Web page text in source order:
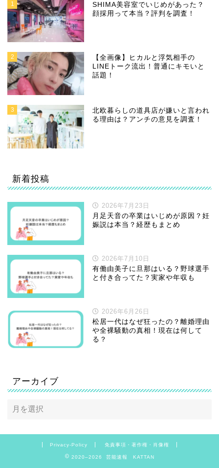
1
SHIMA美容室でいじめがあった？
顔採用って本当？評判を調査！
2
【全画像】ヒカルと浮気相手の
LINEトーク流出！普通にキモいと
話題！
3
北欧暮らしの道具店が嫌いと言われ
る理由は？アンチの意見を調査！
新着投稿
2026年7月23日
月足天音の卒業はいじめが原因？妊
娠説は本当？経歴もまとめ
2026年7月10日
有働由美子に旦那はいる？野球選手
と付き合ってた？実家や年収も
2026年6月26日
松居一代はなぜ狂ったの？離婚理由
や全裸騒動の真相！現在は何して
る？
アーカイブ
Privacy-Policy 免責事項・著作権・肖像権
2020–2026 芸能速報 KATTAN